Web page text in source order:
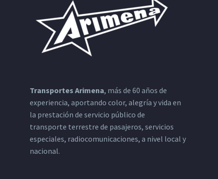
Transportes Arimena, más de 60 años de
experiencia, aportando color, alegría y vida en
la prestación de servicio público de
transporte terrestre de pasajeros, servicios
especiales, radiocomunicaciones, a nivel local y
nacional.